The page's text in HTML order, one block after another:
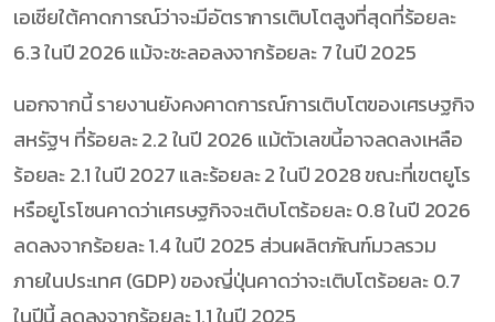
เอเชียใต้คาดการณ์ว่าจะมีอัตราการเติบโตสูงที่สุดที่ร้อยละ
6.3 ในปี 2026 แม้จะชะลอลงจากร้อยละ 7 ในปี 2025
นอกจากนี้ รายงานยังคงคาดการณ์การเติบโตของเศรษฐกิจ
สหรัฐฯ ที่ร้อยละ 2.2 ในปี 2026 แม้ตัวเลขนี้อาจลดลงเหลือ
ร้อยละ 2.1 ในปี 2027 และร้อยละ 2 ในปี 2028 ขณะที่เขตยูโร
หรือยูโรโซนคาดว่าเศรษฐกิจจะเติบโตร้อยละ 0.8 ในปี 2026
ลดลงจากร้อยละ 1.4 ในปี 2025 ส่วนผลิตภัณฑ์มวลรวม
ภายในประเทศ (GDP) ของญี่ปุ่นคาดว่าจะเติบโตร้อยละ 0.7
ในปีนี้ ลดลงจากร้อยละ 1.1 ในปี 2025